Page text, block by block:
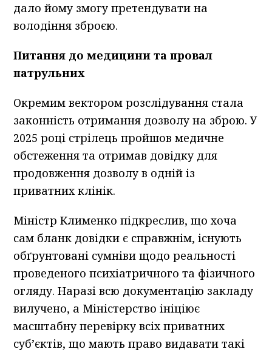
дало йому змогу претендувати на
володіння зброєю.
Питання до медицини та провал
патрульних
Окремим вектором розслідування стала
законність отримання дозволу на зброю. У
2025 році стрілець пройшов медичне
обстеження та отримав довідку для
продовження дозволу в одній із
приватних клінік.
Міністр Клименко підкреслив, що хоча
сам бланк довідки є справжнім, існують
обґрунтовані сумніви щодо реальності
проведеного психіатричного та фізичного
огляду. Наразі всю документацію закладу
вилучено, а Міністерство ініціює
масштабну перевірку всіх приватних
суб’єктів, що мають право видавати такі